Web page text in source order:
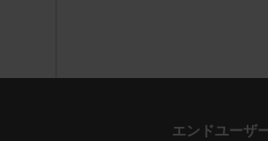
エンドユーザ